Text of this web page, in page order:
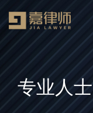
专业人士